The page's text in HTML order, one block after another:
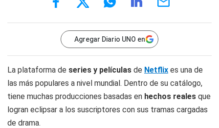
Agregar Diario UNO en
La plataforma de series y películas de Netflix es una de
las más populares a nivel mundial. Dentro de su catálogo,
tiene muchas producciones basadas en hechos reales que
logran eclipsar a los suscriptores con sus tramas cargadas
de drama.